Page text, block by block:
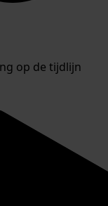
op de tijdlijn